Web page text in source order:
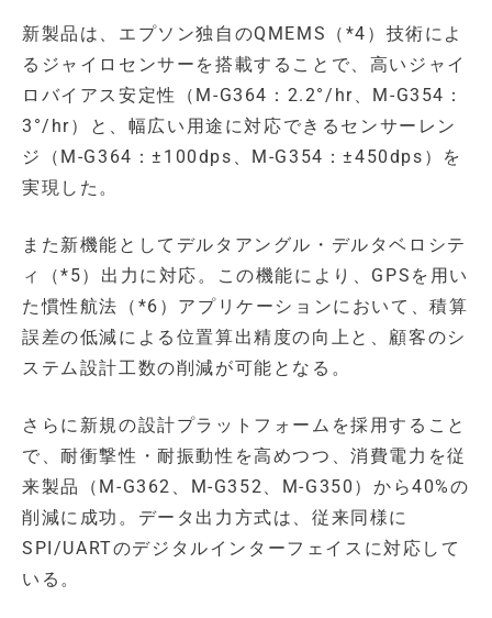
新製品は、エプソン独自のQMEMS（*4）技術によ
るジャイロセンサーを搭載することで、高いジャイ
ロバイアス安定性（M-G364：2.2°/hr、M-G354：
3°/hr）と、幅広い用途に対応できるセンサーレン
ジ（M-G364：±100dps、M-G354：±450dps）を
実現した。
また新機能としてデルタアングル・デルタベロシテ
ィ（*5）出力に対応。この機能により、GPSを用い
た慣性航法（*6）アプリケーションにおいて、積算
誤差の低減による位置算出精度の向上と、顧客のシ
ステム設計工数の削減が可能となる。
さらに新規の設計プラットフォームを採用すること
で、耐衝撃性・耐振動性を高めつつ、消費電力を従
来製品（M-G362、M-G352、M-G350）から40%の
削減に成功。データ出力方式は、従来同様に
SPI/UARTのデジタルインターフェイスに対応して
いる。